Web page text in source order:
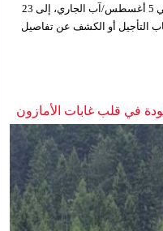
فضل شاكر، التي كانت مقرر عقدها في 5 أغسطس/آب الجاري، إلى 23
التأجيل أو الكشف عن تفاصيل
في قلب غابات الأمازون